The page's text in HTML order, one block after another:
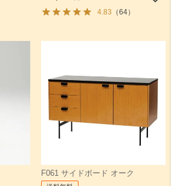
4.83 （64）
F061 サイドボード オーク